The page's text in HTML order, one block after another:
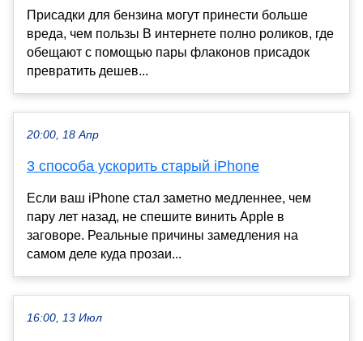
Присадки для бензина могут принести больше
вреда, чем пользы В интернете полно роликов, где
обещают с помощью пары флаконов присадок
превратить дешев...
20:00, 18 Апр
3 способа ускорить старый iPhone
Если ваш iPhone стал заметно медленнее, чем
пару лет назад, не спешите винить Apple в
заговоре. Реальные причины замедления на
самом деле куда прозаи...
16:00, 13 Июл